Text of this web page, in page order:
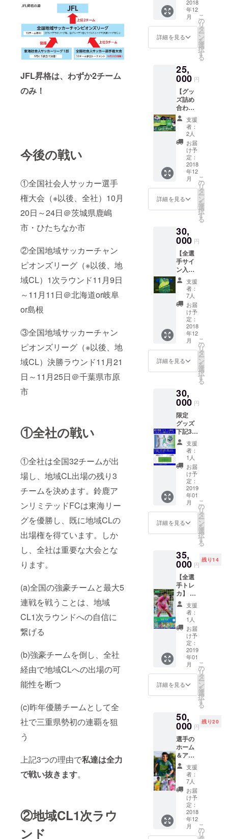
JFL昇格は、わずか2チーム
のみ！
今後の戦い
①全国社会人サッカー選手
権大会（※以後、全社）10月
20日～24日＠茨城県鹿嶋
市・ひたちなか市
②全国地域サッカーチャン
ピオンズリーグ（※以後、地
域CL）1次ラウンド11月9日
～11月11日＠北海道or岐阜
or島根
③全国地域サッカーチャン
ピオンズリーグ（※以後、地
域CL）決勝ラウンド11月21
日～11月25日＠千葉県市原
市
①全社の戦い
①全社は全国32チームが出
場し、地域CL出場の残り3
チームを決めます。鈴鹿ア
ンリミテッドFCは東海リー
グを優勝し、既に地域CLの
出場権を得ています。しか
し、全社は重要な大会とな
ります。
(a)全国の強豪チームと最大5
連戦を戦うことは、地域
CL1次ラウンドへの自信に
繋げる
(b)強豪チームを倒し、全社
経由で地域CLへの出場の可
能性を断つ
(c)昨年優勝チームとして全
社で三重県勢初の連覇を狙
う
上記3つの理由で私達は全力
で戦い抜きます。
②地域CL1次ラウ
ンド
合は、
ランダ
ムに発
送させ
て頂き
※第三銀
認済 ※
旗のみ
で、
ポール
や注水
台は付
きませ
ん。
縦45㎝
ｘ横45
㎝ｘ厚
さ5㎝
③サイ
に、サ
インを
ご希望
の選
手、監
督、
コー
チ、ス
タッフ
名をご
記載下
さい。
11月29
（木）
中にご
連絡が
にお送
りさせ
て頂き
ます。
て頂き
ます。
①鈴鹿
アンリ
ミテッ
ドより
お礼の
②好き
な選手
の写真
をPick
Upして
世界で
唯一、
貴方だ
けの写
真DVD
を作成
いたし
ます。
DVDに
入れた
いお好
きな選
けま
す。
DVDに
データ
が入る
だけ、
試合写
真を入
れさせ
て頂き
ます。
最後の
備考欄
にお好
きな選
手をご
記入下
（木）
までに
ご連絡
がない
際は、
ランダ
ムにお
送りさ
せて頂
きま
す。
2018
年12
月
詳細を見る
こ
の
リ
タ
ー
ン
を
選
択
す
る
25,
000 円
【グッ
ズ詰め
合わせ
②】下
記2点を
発送さ
せて頂
きま
す。 ①
鈴鹿ア
ンリミ
テッド
からの
お礼の
お手紙
②定価
円相当
のグッ
ズの詰
め合わ
せ
（2018
シーズ
ン以前
のグッ
ズも含
まれる
場合が
ござい
ます）
実際に
発送さ
れる
なる場
合がご
ざいま
す。
支援
者：
2人
お届
け予
定：
2018
年12
月
詳細を見る
こ
の
リ
タ
ー
ン
を
選
択
す
る
30,
000 円
【全選
手サイ
ン入り
ユニ
フォー
ム】 下
記2点を
お送り
させて
頂きま
す！ ①
鈴鹿ア
ンリミ
テッド
からの
お礼の
②2018
シーズ
ン全選
手サイ
ン入り
ユニ
フォー
フォー
ムの
色、サ
イズ、
番号に
関して
はお選
びいた
承下さ
い。
支援
者：
7人
お届
け予
定：
2018
年12
月
詳細を見る
こ
の
リ
タ
ー
ン
を
選
択
す
る
30,
000 円
限定
グッズ
下記3点
をお送
りさせ
て頂き
ます。
①鈴鹿
アンリ
ミテッ
ドから
のお礼
のお手
紙 ②ア
クリル
記念時
※3mm
のアク
リルを
使用 高
さ20cm
ｘ幅
13cm
デザイ
ンはイ
メージ
です。
変更に
なるこ
ともご
ざいま
す。 お
好きな
けま
す。 希
望する
選手、
監督、
コー
チ、U-
15監
督、社
長、常
務を最
後の備
考欄に
ご記入
下さ
支援
者：
1人
お届
け予
定：
2019
年01
月
詳細を見る
こ
の
リ
タ
ー
ン
を
選
択
す
る
35,
000 円
残り14
【全選
手トレ
カ】 下
記2点を
お送り
させて
頂きま
す！ ①
鈴鹿ア
ンリミ
テッド
よりお
礼のお
手紙 ②
平田石
油様と
アップ
トレー
ディン
グカー
ドを全
選手＋
監督分
を1パッ
クにし
てお届
け！ 遠
方のサ
ポー
ター様
向けに
支援
者：
1人
お届
け予
定：
2019
年01
月
詳細を見る
こ
の
リ
タ
ー
ン
を
選
択
す
る
50,
000 円
残り20
選手の
ホーム
＆ア
ウェイ
ユニ
フォー
ム（上
のみ）
を1枚ず
つプレ
ゼント
いたし
ます！
支援
者：
7人
お届
け予
定：
2018
年12
月
こ
の
リ